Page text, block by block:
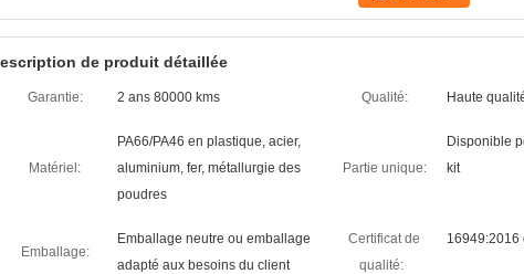
de produit détaillée
Garantie: 2 ans 80000 kms Qualité: Haute
Matériel:
PA66/PA46 en plastique, acier,
aluminium, fer, métallurgie des
poudres
Partie unique:
Disponible
kit
Emballage:
Emballage neutre ou emballage
adapté aux besoins du client
Certificat de
qualité:
16949:2016